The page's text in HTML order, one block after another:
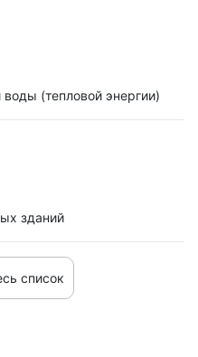
(тепловой энергии)
зданий
список